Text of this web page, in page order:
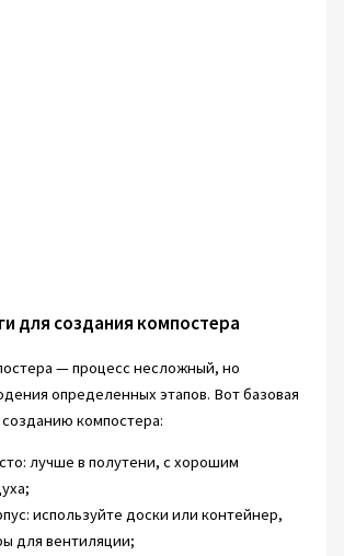
для создания компостера
— процесс несложный, но
определенных этапов. Вот базовая
компостера:
лучше в полутени, с хорошим
используйте доски или контейнер,
для вентиляции;